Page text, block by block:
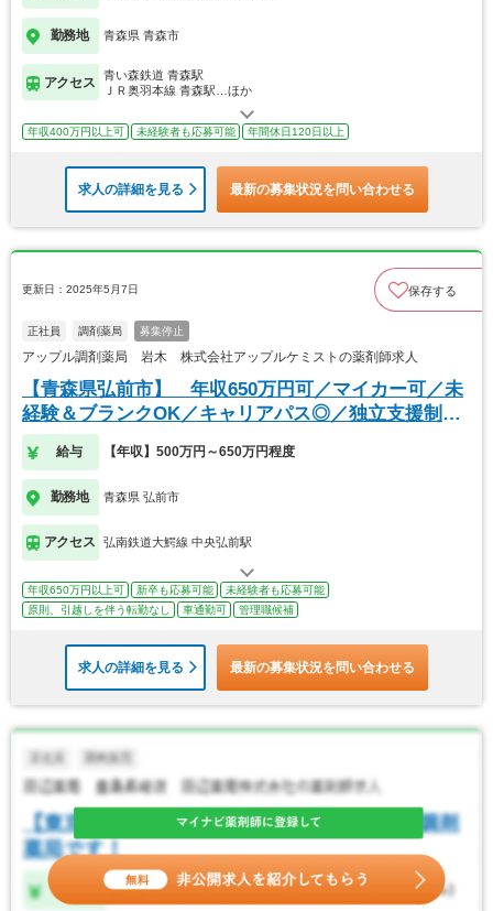
勤務地 青森県 青森市
アクセス
青い森鉄道 青森駅
ＪＲ奥羽本線 青森駅…ほか
年収400万円以上可 未経験者も応募可能 年間休日120日以上
求人の詳細を見る 最新の募集状況を問い合わせる
更新日：2025年5月7日 保存する
正社員 調剤薬局 募集停止
アップル調剤薬局 岩木 株式会社アップルケミストの薬剤師求人
【青森県弘前市】 年収650万円可／マイカー可／未
経験＆ブランクOK／キャリアパス◎／独立支援制度
有
給与 【年収】500万円～650万円程度
勤務地 青森県 弘前市
アクセス 弘南鉄道大鰐線 中央弘前駅
年収650万円以上可 新卒も応募可能
未経験者も応募可能
原則、引越しを伴う転勤なし
車通勤可 管理職候補
求人の詳細を見る 最新の募集状況を問い合わせる